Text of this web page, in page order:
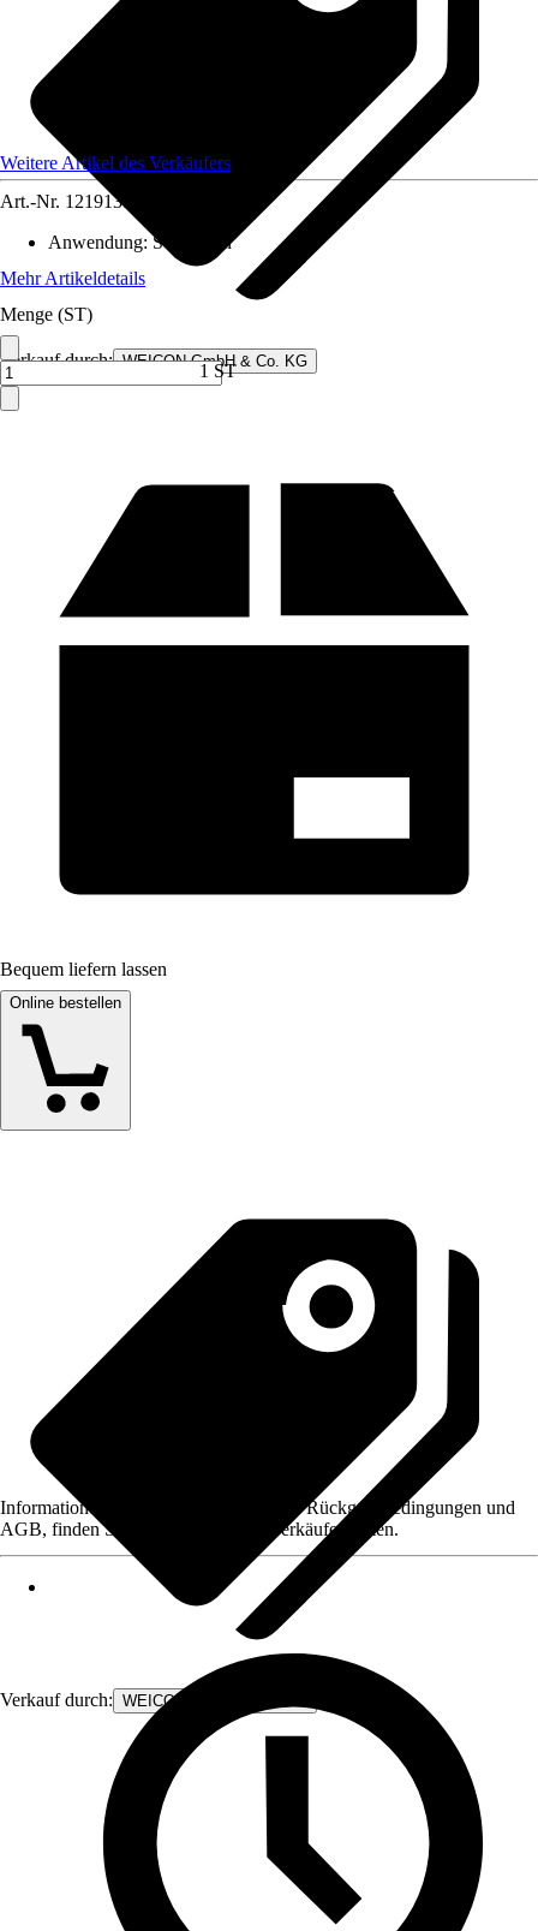
Verkauf durch: WEICON GmbH & Co. KG
Weitere Artikel des Verkäufers
Art.-Nr. 12191386
Anwendung:Schneiden
Mehr Artikeldetails
Menge (ST)
1 ST
Bequem liefern lassen
Online bestellen
Verkauf durch: WEICON GmbH & Co. KG
Informationen des Verkäufers, wie z. B. Rückgabebedingungen und
AGB, finden Sie bei Klick auf den Verkäufernamen.